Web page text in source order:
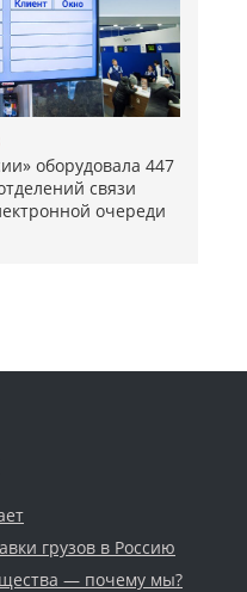
оборудовала 447
связи
очереди
грузов в Россию
— почему мы?